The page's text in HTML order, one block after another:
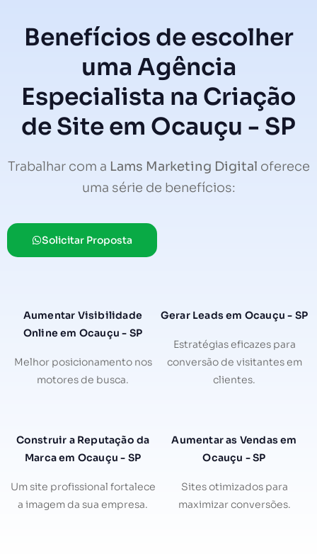
Benefícios de escolher
uma Agência
Especialista na Criação
de Site em Ocauçu - SP
Trabalhar com a Lams Marketing Digital oferece
uma série de benefícios:
Solicitar Proposta
Aumentar Visibilidade
Online em Ocauçu - SP
Melhor posicionamento nos
motores de busca.
Gerar Leads em Ocauçu - SP
Estratégias eficazes para
conversão de visitantes em
clientes.
Construir a Reputação da
Marca em Ocauçu - SP
Um site profissional fortalece
a imagem da sua empresa.
Aumentar as Vendas em
Ocauçu - SP
Sites otimizados para
maximizar conversões.